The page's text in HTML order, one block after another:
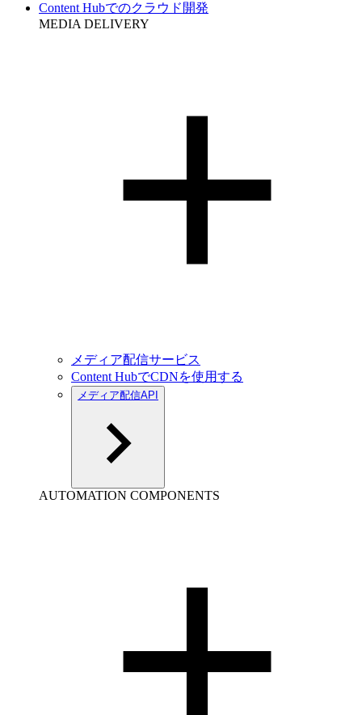
Content Hubでのクラウド開発
MEDIA DELIVERY
メディア配信サービス
Content HubでCDNを使用する
メディア配信API
AUTOMATION COMPONENTS